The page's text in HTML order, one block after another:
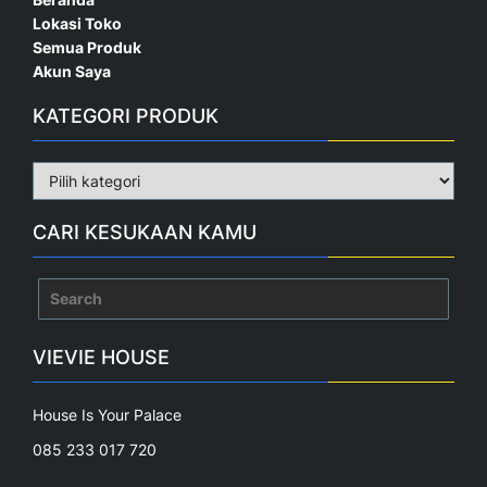
Lokasi Toko
Semua Produk
Akun Saya
KATEGORI PRODUK
CARI KESUKAAN KAMU
VIEVIE HOUSE
House Is Your Palace
085 233 017 720